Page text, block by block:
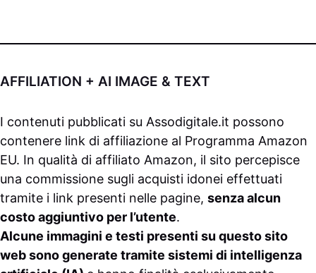
AFFILIATION + AI IMAGE & TEXT
I contenuti pubblicati su Assodigitale.it possono
contenere link di affiliazione al Programma Amazon
EU. In qualità di affiliato Amazon, il sito percepisce
una commissione sugli acquisti idonei effettuati
tramite i link presenti nelle pagine, senza alcun
costo aggiuntivo per l’utente.
Alcune immagini e testi presenti su questo sito
web sono generate tramite sistemi di intelligenza